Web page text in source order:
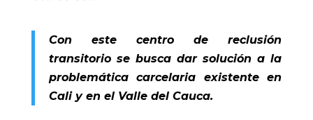
Con este centro de reclusión
transitorio se busca dar solución a la
problemática carcelaria existente en
Cali y en el Valle del Cauca.